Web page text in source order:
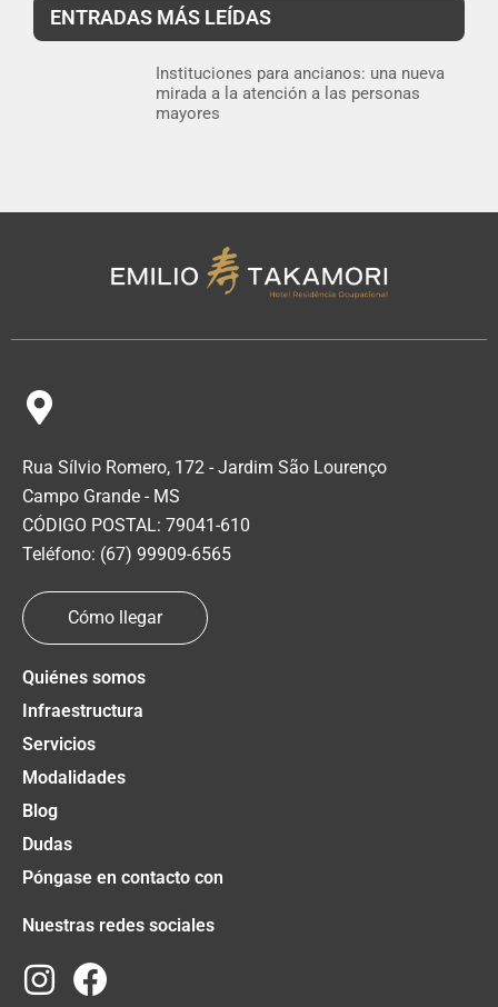
ENTRADAS MÁS LEÍDAS
Instituciones para ancianos: una nueva
mirada a la atención a las personas
mayores
Rua Sílvio Romero, 172 - Jardim São Lourenço
Campo Grande - MS
CÓDIGO POSTAL: 79041-610
Teléfono: (67) 99909-6565
Cómo llegar
Quiénes somos
Infraestructura
Servicios
Modalidades
Blog
Dudas
Póngase en contacto con
Nuestras redes sociales